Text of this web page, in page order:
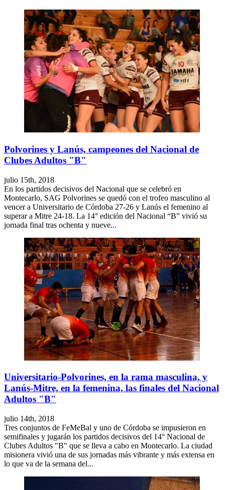
Polvorines y Lanús, campeones del Nacional de
Clubes Adultos "B"
julio 15th, 2018
En los partidos decisivos del Nacional que se celebró en
Montecarlo, SAG Polvorines se quedó con el trofeo masculino al
vencer a Universitario de Córdoba 27-26 y Lanús el femenino al
superar a Mitre 24-18. La 14° edición del Nacional “B” vivió su
jornada final tras ochenta y nueve...
Universitario-Polvorines, en la rama masculina, y
Lanús-Mitre, en la femenina, las finales del Nacional
Adultos "B"
julio 14th, 2018
Tres conjuntos de FeMeBal y uno de Córdoba se impusieron en
semifinales y jugarán los partidos decisivos del 14° Nacional de
Clubes Adultos "B" que se lleva a cabo en Montecarlo. La ciudad
misionera vivió una de sus jornadas más vibrante y más extensa en
lo que va de la semana del...